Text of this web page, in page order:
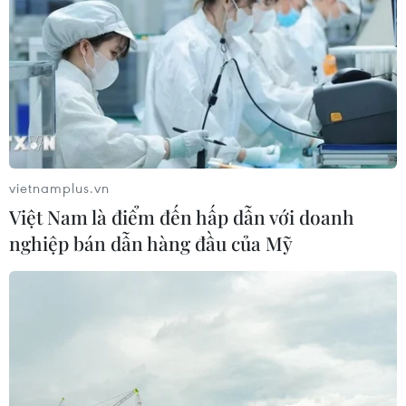
Nam tạo "cơn địa chấn" trên truyền
thông khu vực
04/08/2026 02:45
Báo chí Đông Nam Á "dậy
sóng" vì tuyển Việt Nam, chỉ ra lý do
Indonesia thua đau
04/08/2026 02:32
'Hủy diệt' Indonesia 3-0, tuyển Việt
Nam khẳng định vị thế nhà vô địch
ASEAN Cup 2026: Tuyển Việt Nam
vietnamplus.vn
Việt Nam là điểm đến hấp dẫn với doanh
nghiệp bán dẫn hàng đầu của Mỹ